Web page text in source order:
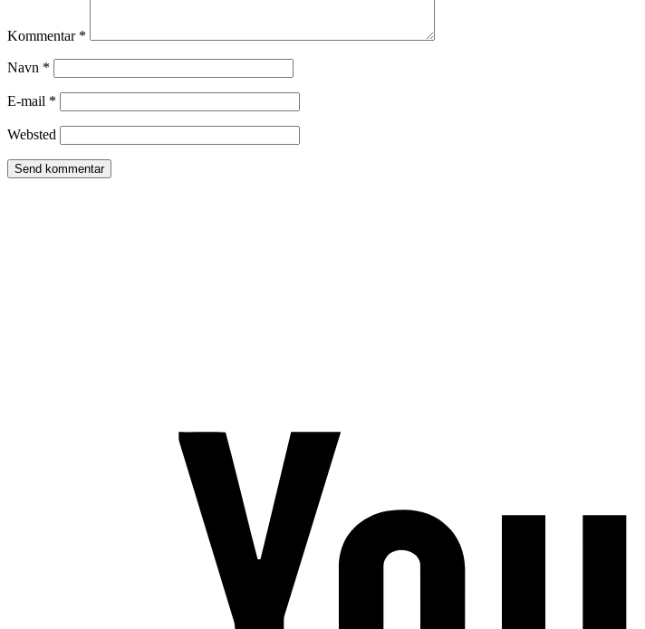
Kommentar *
Navn *
E-mail *
Websted